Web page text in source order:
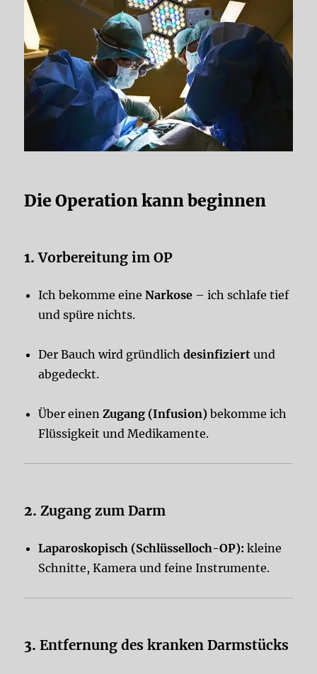
Die Operation kann beginnen
1.Vorbereitung im OP
Ich bekomme eineNarkose – ich schlafe tief
und spüre nichts.
Der Bauch wird gründlichdesinfiziert und
abgedeckt.
Über einenZugang (Infusion) bekomme ich
Flüssigkeit und Medikamente.
2.Zugang zum Darm
Laparoskopisch (Schlüsselloch-OP): kleine
Schnitte, Kamera und feine Instrumente.
3.Entfernung des kranken Darmstücks